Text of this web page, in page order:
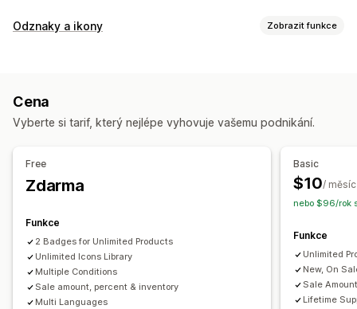
Nabídky a doporučení
Konverzní poměry
Odznaky a ikony Zobrazit funkce
Cena
Vyberte si tarif, který nejlépe vyhovuje vašemu podnikání.
Free
Zdarma
Funkce
2 Badges for Unlimited Products
Unlimited Icons Library
Multiple Conditions
Sale amount, percent & inventory
Multi Languages
Basic
$10/ měsíc
nebo $96/rok
Funkce
Unlimited
New, On
Sale
Lifetime